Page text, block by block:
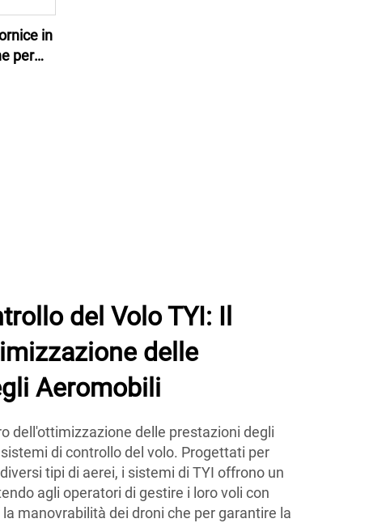
in
per
del Volo TYI: Il
delle
Aeromobili
dell'ottimizzazione delle prestazioni degli
di controllo del volo. Progettati per
tipi di aerei, i sistemi di TYI offrono un
agli operatori di gestire i loro voli con
manovrabilità dei droni che per garantire la